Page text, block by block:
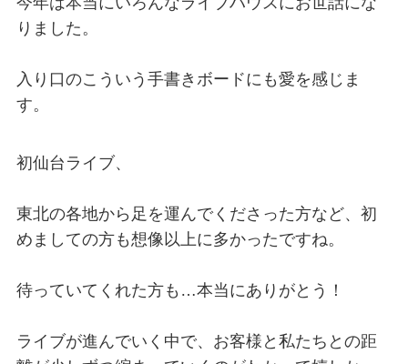
りました。
入り口のこういう手書きボードにも愛を感じま
す。
初仙台ライブ、
東北の各地から足を運んでくださった方など、初
めましての方も想像以上に多かったですね。
待っていてくれた方も…本当にありがとう！
ライブが進んでいく中で、お客様と私たちとの距